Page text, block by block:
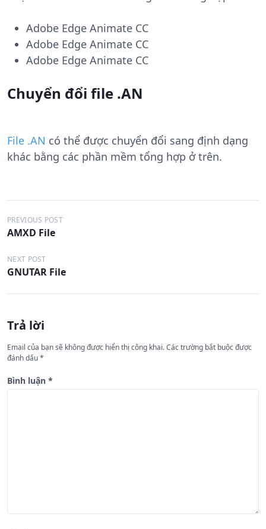
Adobe Edge Animate CC
Adobe Edge Animate CC
Adobe Edge Animate CC
Chuyển đổi file .AN
File .AN có thể được chuyển đổi sang định dạng
khác bằng các phần mềm tổng hợp ở trên.
Đ
i
ề
u
h
ớ
n
g
b
PREVIOUS POST
AMXD File
NEXT POST
GNUTAR File
Trả lời
Email của bạn sẽ không được hiển thị công khai.Các trường bắt buộc được
đánh dấu*
Bình luận *